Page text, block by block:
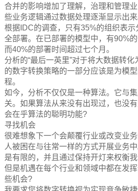
合并的影响增加了理解，治理和管理
些业务逻辑通过数据处理逐渐显示出来
根据IDC的调查，只有35%的组织表
全部署。在已部署的模型中，有90%的
而40%的部署时间超过七个月。
分析的“最后一英里”对于将大数据转
的数字转换策略的一部分应该是为模
程。
如今，分析不仅仅是一种算法。它与
关。如果算法从来没有出现过，也没
会在乎算法的聪明功能?
寻找机会
很难想象下一个会颠覆行业或改变业
人被困在与往常一样的方式开展业务
是有限的，并且通过保持开灯来权衡我
但是机遇在每个行业和领域中都在发
些机会?